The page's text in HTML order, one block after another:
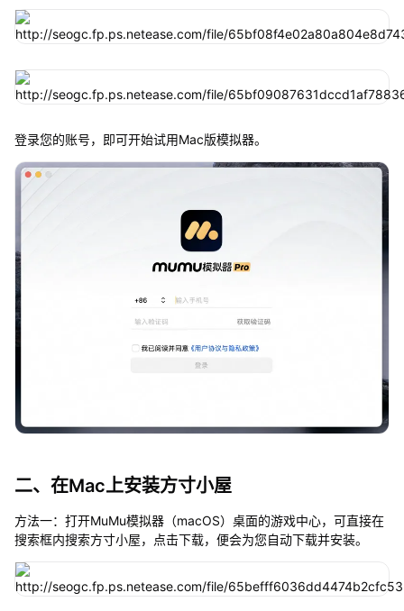
登录您的账号，即可开始试用Mac版模拟器。
二、在Mac上安装方寸小屋
方法一：打开MuMu模拟器（macOS）桌面的游戏中心，可直接在
搜索框内搜索方寸小屋，点击下载，便会为您自动下载并安装。